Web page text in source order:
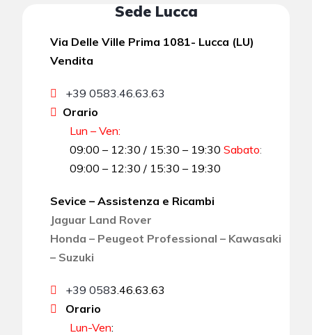
Sede Lucca
Via Delle Ville Prima 1081- Lucca (LU)
Vendita
+39 0583.46.63.63
Orario
Lun – Ven:
09:00 – 12:30 / 15:30 – 19:30 Sabato:
09:00 – 12:30 / 15:30 – 19:30
Sevice – Assistenza e Ricambi
Jaguar Land Rover
Honda – Peugeot Professional – Kawasaki
– Suzuki
+39 0583.46.63.63
Orario
Lun-Ven: